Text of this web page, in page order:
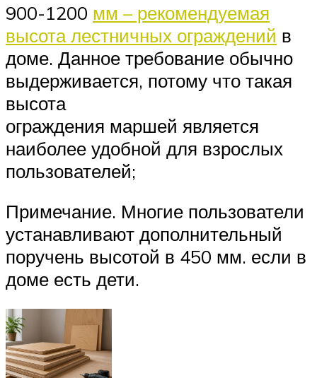
900-1200 мм – рекомендуемая
высота лестничных ограждений в
доме. Данное требование обычно
выдерживается, потому что такая
высота
ограждения маршей является
наиболее удобной для взрослых
пользователей;
Примечание. Многие пользователи
устанавливают дополнительный
поручень высотой в 450 мм. если в
доме есть дети.